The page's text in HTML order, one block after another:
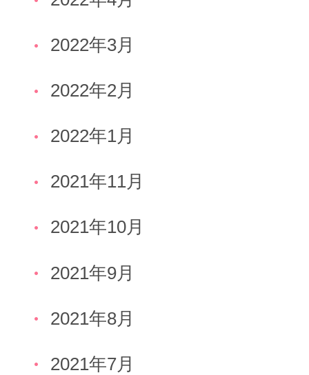
2022年3月
2022年2月
2022年1月
2021年11月
2021年10月
2021年9月
2021年8月
2021年7月